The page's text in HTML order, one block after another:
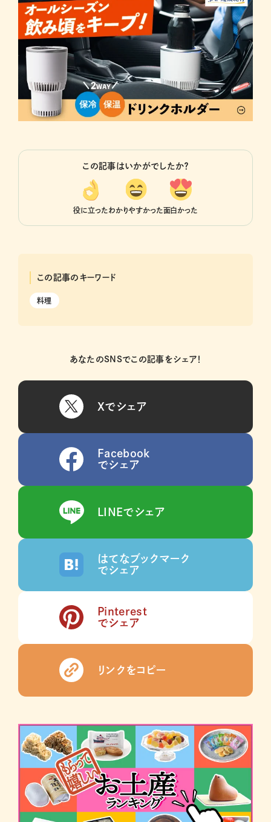
この記事はいかがでしたか？
役に立ったわかりやすかった面白かった
この記事のキーワード
料理
あなたのSNSでこの記事をシェア！
Xでシェア
Facebook
でシェア
LINEでシェア
はてなブックマーク
でシェア
Pinterest
でシェア
リンクをコピー